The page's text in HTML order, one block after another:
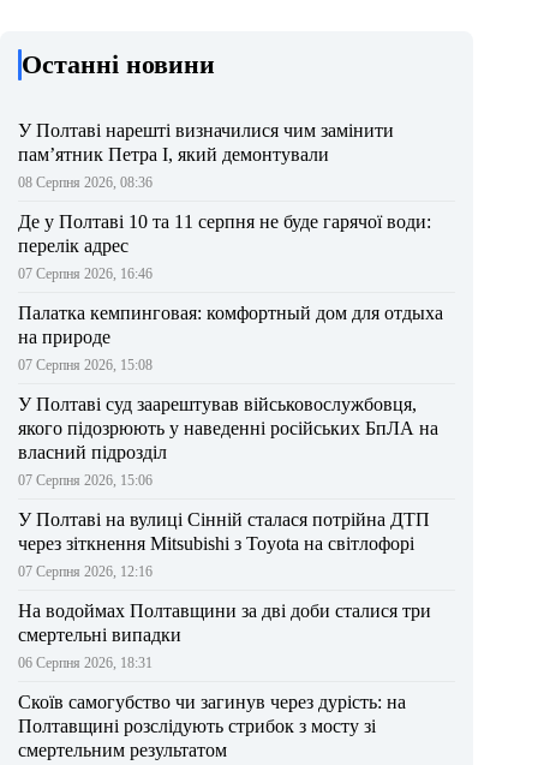
Останні новини
У Полтаві нарешті визначилися чим замінити
пам’ятник Петра І, який демонтували
08 Серпня 2026, 08:36
Де у Полтаві 10 та 11 серпня не буде гарячої води:
перелік адрес
07 Серпня 2026, 16:46
Палатка кемпинговая: комфортный дом для отдыха
на природе
07 Серпня 2026, 15:08
У Полтаві суд заарештував військовослужбовця,
якого підозрюють у наведенні російських БпЛА на
власний підрозділ
07 Серпня 2026, 15:06
У Полтаві на вулиці Сінній сталася потрійна ДТП
через зіткнення Mitsubishi з Toyota на світлофорі
07 Серпня 2026, 12:16
На водоймах Полтавщини за дві доби сталися три
смертельні випадки
06 Серпня 2026, 18:31
Скоїв самогубство чи загинув через дурість: на
Полтавщині розслідують стрибок з мосту зі
смертельним результатом